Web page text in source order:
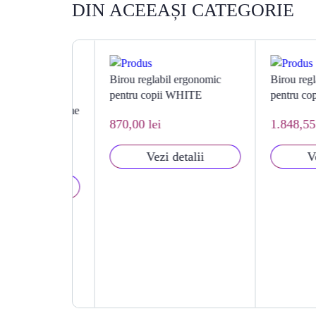
DIN ACEEAȘI CATEGORIE
Birou reglabil ergonomic
pentru copii WHITE
870,00 lei
Vezi detalii
Birou reglabil
pentru copii
1.848,55 lei
Vezi